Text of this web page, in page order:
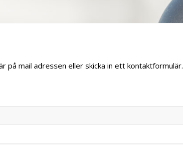
på mail adressen eller skicka in ett kontaktformulär.